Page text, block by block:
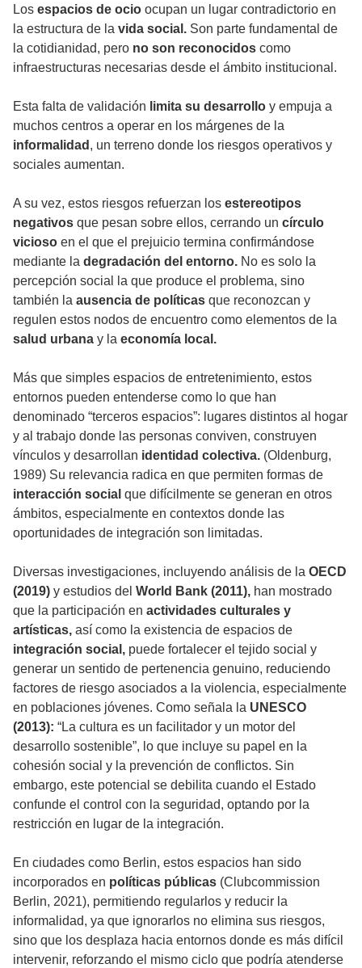
Los espacios de ocio ocupan un lugar contradictorio en
la estructura de la vida social. Son parte fundamental de
la cotidianidad, pero no son reconocidos como
infraestructuras necesarias desde el ámbito institucional.
Esta falta de validación limita su desarrollo y empuja a
muchos centros a operar en los márgenes de la
informalidad , un terreno donde los riesgos operativos y
sociales aumentan.
A su vez, estos riesgos refuerzan los estereotipos
negativos que pesan sobre ellos, cerrando un círculo
vicioso en el que el prejuicio termina confirmándose
mediante la degradación del entorno. No es solo la
percepción social la que produce el problema, sino
también la ausencia de políticas que reconozcan y
regulen estos nodos de encuentro como elementos de la
salud urbana y la economía local.
Más que simples espacios de entretenimiento, estos
entornos pueden entenderse como lo que han
denominado “terceros espacios”: lugares distintos al hogar
y al trabajo donde las personas conviven, construyen
vínculos y desarrollan identidad colectiva. (Oldenburg,
1989) Su relevancia radica en que permiten formas de
interacción social que difícilmente se generan en otros
ámbitos, especialmente en contextos donde las
oportunidades de integración son limitadas.
Diversas investigaciones, incluyendo análisis de la OECD
(2019) y estudios del World Bank (2011), han mostrado
que la participación en actividades culturales y
artísticas, así como la existencia de espacios de
integración social, puede fortalecer el tejido social y
generar un sentido de pertenencia genuino, reduciendo
factores de riesgo asociados a la violencia, especialmente
en poblaciones jóvenes. Como señala la UNESCO
(2013): “La cultura es un facilitador y un motor del
desarrollo sostenible”, lo que incluye su papel en la
cohesión social y la prevención de conflictos. Sin
embargo, este potencial se debilita cuando el Estado
confunde el control con la seguridad, optando por la
restricción en lugar de la integración.
En ciudades como Berlin, estos espacios han sido
incorporados en políticas públicas (Clubcommission
Berlin, 2021), permitiendo regularlos y reducir la
informalidad, ya que ignorarlos no elimina sus riesgos,
sino que los desplaza hacia entornos donde es más difícil
intervenir, reforzando el mismo ciclo que podría atenderse